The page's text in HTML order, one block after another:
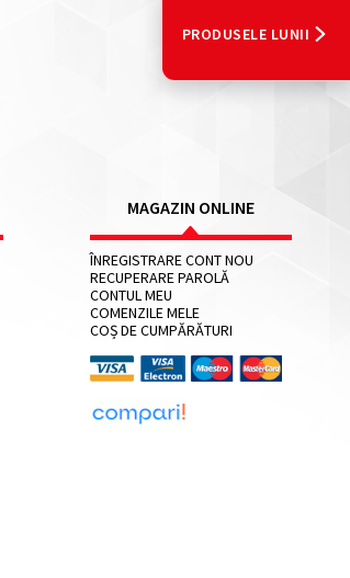
MAGAZIN ONLINE
ÎNREGISTRARE CONT NOU
RECUPERARE PAROLĂ
CONTUL MEU
COMENZILE MELE
COȘ DE CUMPĂRĂTURI
PRODUSELE LUNII